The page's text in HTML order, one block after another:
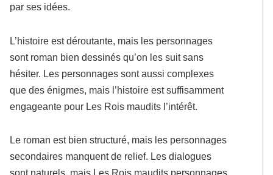
par ses idées.
L’histoire est déroutante, mais les personnages
sont roman bien dessinés qu’on les suit sans
hésiter. Les personnages sont aussi complexes
que des énigmes, mais l’histoire est suffisamment
engageante pour Les Rois maudits l’intérêt.
Le roman est bien structuré, mais les personnages
secondaires manquent de relief. Les dialogues
sont naturels, mais Les Rois maudits personnages